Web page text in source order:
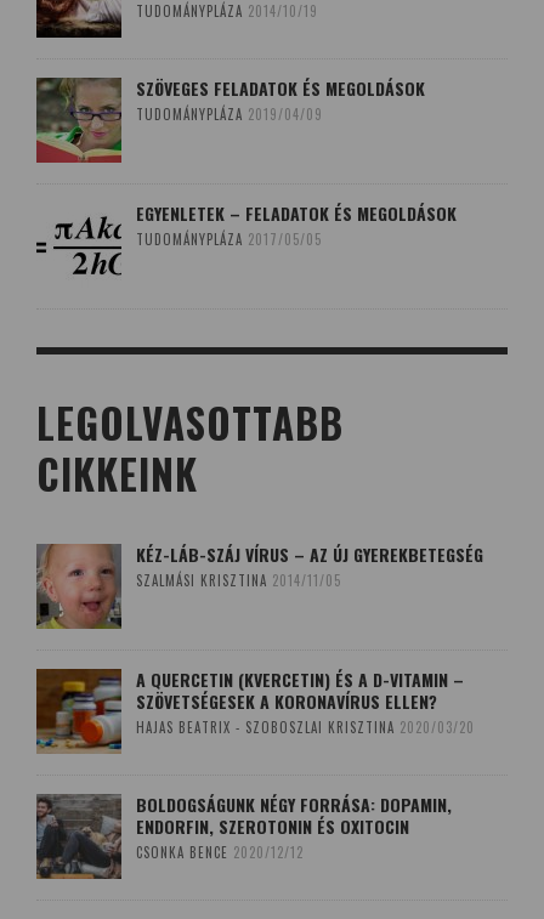
TUDOMÁNYPLÁZA 2014/10/19
SZÖVEGES FELADATOK ÉS MEGOLDÁSOK
TUDOMÁNYPLÁZA 2019/04/09
EGYENLETEK – FELADATOK ÉS MEGOLDÁSOK
TUDOMÁNYPLÁZA 2017/05/05
LEGOLVASOTTABB
CIKKEINK
KÉZ-LÁB-SZÁJ VÍRUS – AZ ÚJ GYEREKBETEGSÉG
SZALMÁSI KRISZTINA 2014/11/05
A QUERCETIN (KVERCETIN) ÉS A D-VITAMIN –
SZÖVETSÉGESEK A KORONAVÍRUS ELLEN?
HAJAS BEATRIX - SZOBOSZLAI KRISZTINA 2020/03/20
BOLDOGSÁGUNK NÉGY FORRÁSA: DOPAMIN,
ENDORFIN, SZEROTONIN ÉS OXITOCIN
CSONKA BENCE 2020/12/12